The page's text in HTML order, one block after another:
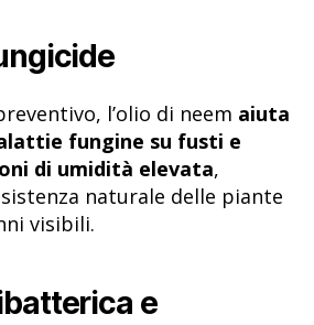
l’olio di neem aiuta
fungine su fusti e
di umidità elevata,
naturale delle piante
visibili.
e